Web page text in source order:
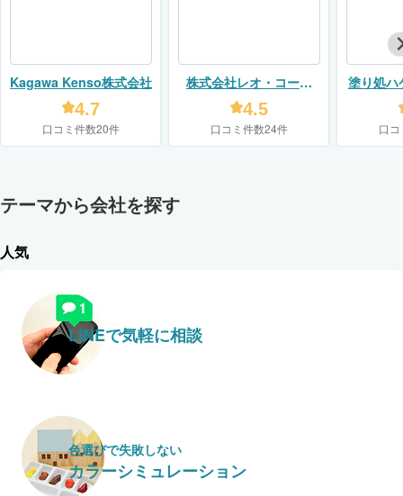
Kagawa Kenso株式会社
4.7
口コミ件数20件
株式会社レオ・コーポ
レーション
4.5
口コミ件数24件
塗り処
（株式
口
テーマから会社を探す
人気
LINEで気軽に相談
色選びで失敗しない
カラーシミュレーション